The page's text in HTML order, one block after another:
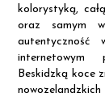
kolorystyką,
oraz samym
autentyczność
internetowym
Beskidzką koce